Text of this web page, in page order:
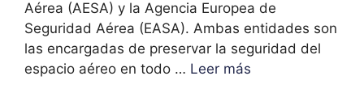
Aérea (AESA) y la Agencia Europea de
Seguridad Aérea (EASA). Ambas entidades son
las encargadas de preservar la seguridad del
espacio aéreo en todo … Leer más